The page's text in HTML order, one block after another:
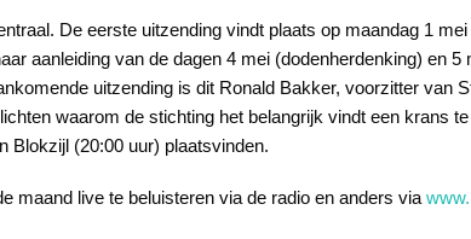
De eerste uitzending vindt plaats op maandag 1
aanleiding van de dagen 4 mei (dodenherdenking) en 5
uitzending is dit Ronald Bakker, voorzitter van
waarom de stichting het belangrijk vindt een krans
Blokzijl (20:00 uur) plaatsvinden.
maand live te beluisteren via de radio en anders via